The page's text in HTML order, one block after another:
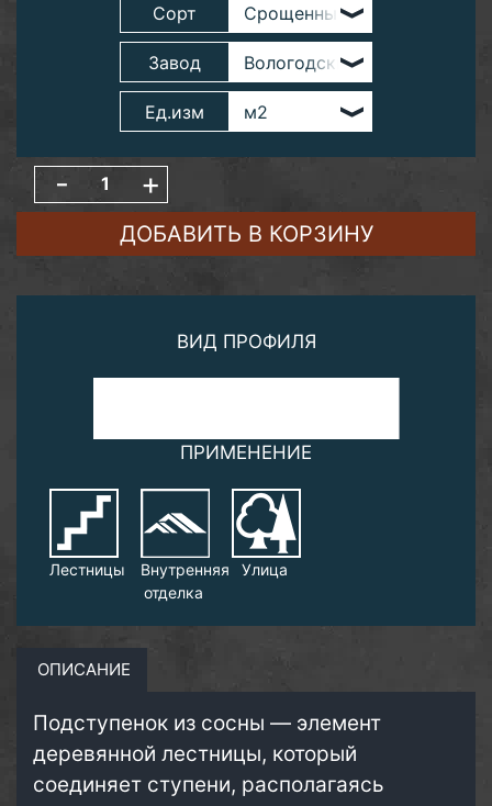
Сорт
Завод
Ед.изм
- +
ДОБАВИТЬ В КОРЗИНУ
ВИД ПРОФИЛЯ
ПРИМЕНЕНИЕ
Лестницы
Внутренняя
отделка
Улица
ОПИСАНИЕ
Подступенок из сосны — элемент
деревянной лестницы, который
соединяет ступени, располагаясь